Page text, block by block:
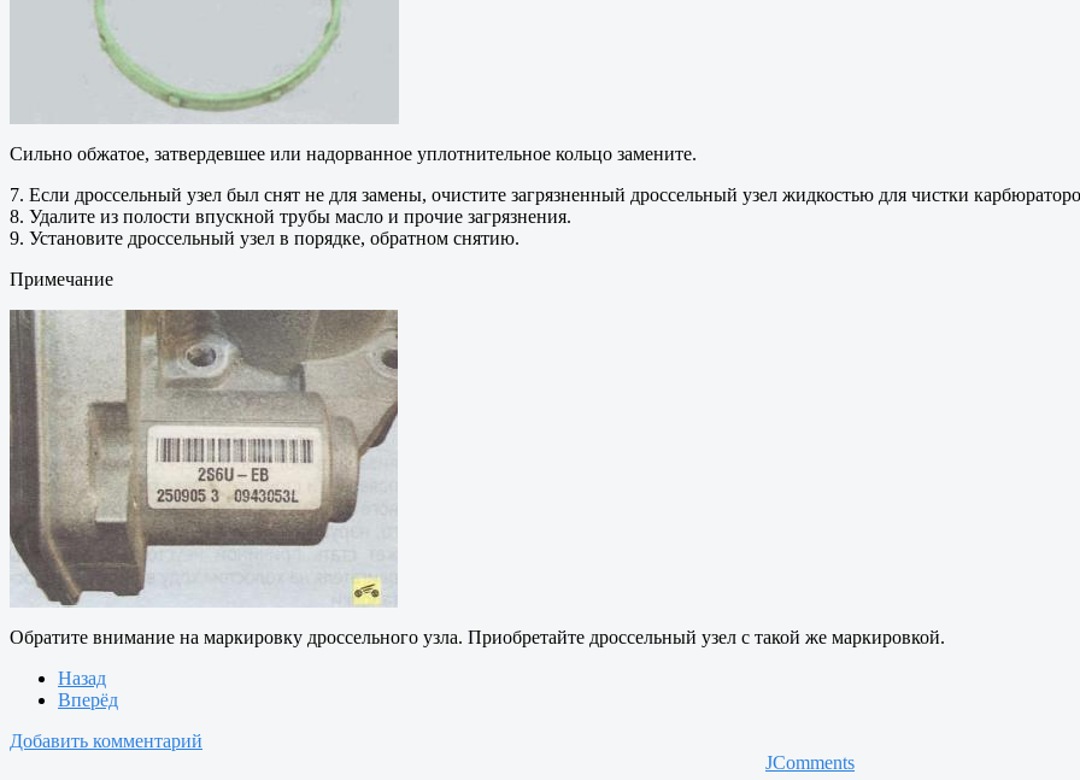
Сильно обжатое, затвердевшее или надорванное уплотнительное кольцо замените.
7. Если дроссельный узел был снят не для замены, очистите загрязненный дроссельный узел жидкостью для чистки
8. Удалите из полости впускной трубы масло и прочие загрязнения.
9. Установите дроссельный узел в порядке, обратном снятию.
Примечание
Обратите внимание на маркировку дроссельного узла. Приобретайте дроссельный узел с такой же маркировкой.
Назад
Вперёд
Добавить комментарий
JComments